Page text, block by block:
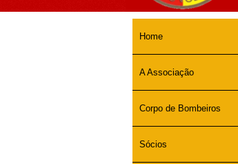
Home
A Associação
Corpo de Bombeiros
Sócios